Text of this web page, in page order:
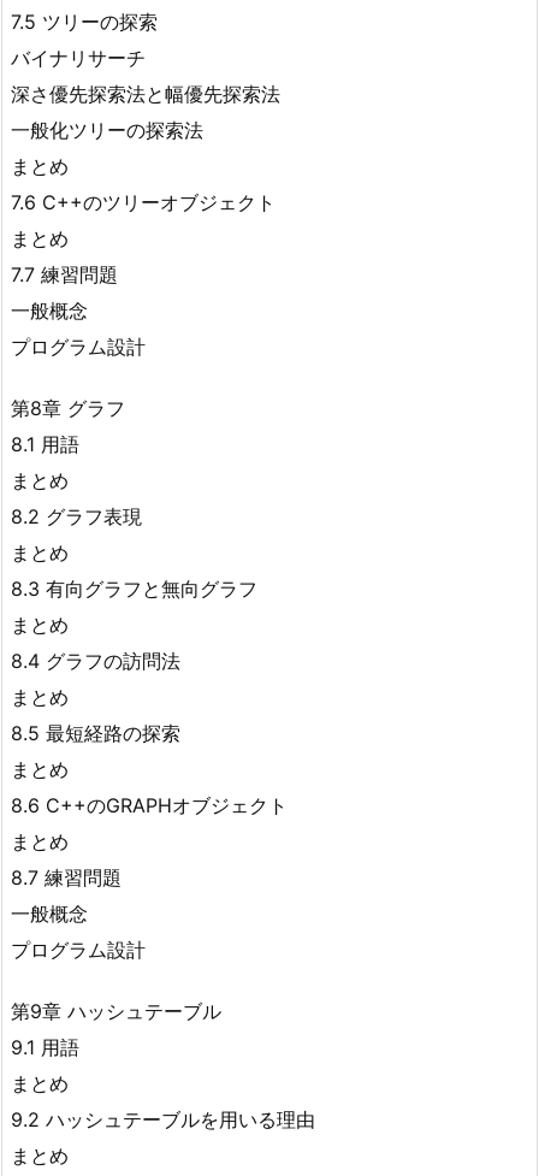
7.5 ツリーの探索
バイナリサーチ
深さ優先探索法と幅優先探索法
一般化ツリーの探索法
まとめ
7.6 C++のツリーオブジェクト
まとめ
7.7 練習問題
一般概念
プログラム設計
第8章 グラフ
8.1 用語
まとめ
8.2 グラフ表現
まとめ
8.3 有向グラフと無向グラフ
まとめ
8.4 グラフの訪問法
まとめ
8.5 最短経路の探索
まとめ
8.6 C++のGRAPHオブジェクト
まとめ
8.7 練習問題
一般概念
プログラム設計
第9章 ハッシュテーブル
9.1 用語
まとめ
9.2 ハッシュテーブルを用いる理由
まとめ